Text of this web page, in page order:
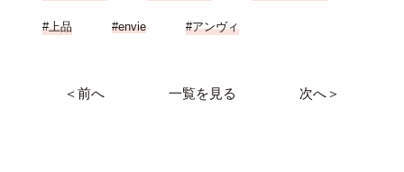
#上品 #envie #アンヴィ
＜前へ 一覧を見る 次へ＞